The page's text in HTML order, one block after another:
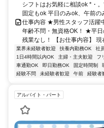
シフトはお気軽に相談ok *・
固定もok 平日のみok、午前の
仕事内容 ★男性スタッフ活躍
年齢不問・無資格OK！ ★平
残業なし！ 【お仕事内容】
業界未経験者歓迎 扶養内勤務OK 社
1日4時間以内OK
主婦・主夫歓迎 フ
車通勤OK
即日勤務OK 固定時間制
経験不問
未経験者歓迎 午前 経験者
アルバイト・パート